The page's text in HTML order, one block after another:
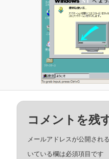
コメントを残
メールアドレスが公開され
いている欄は必須項目です